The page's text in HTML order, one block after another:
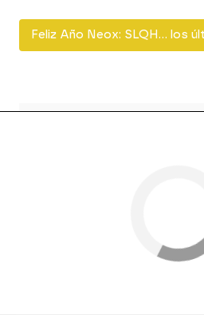
Feliz Año Neox: SLQH... los